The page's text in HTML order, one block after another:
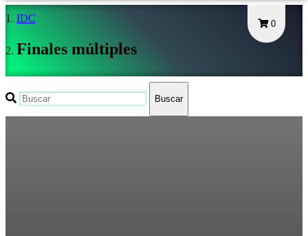
Cambiar
idioma
AR
BS
DA
0
IDC
Finales múltiples
Buscar